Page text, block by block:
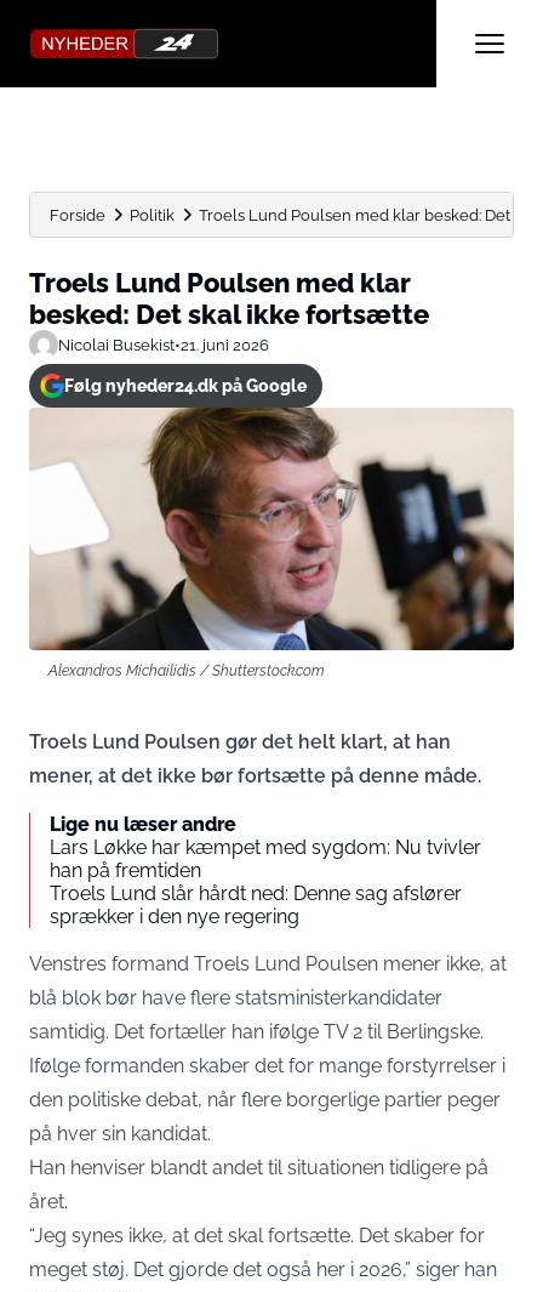
Forside Politik Troels Lund Poulsen med klar besked: Det
Troels Lund Poulsen med klar
besked: Det skal ikke fortsætte
Nicolai Busekist•21. juni 2026
Følg nyheder24.dk på Google
Alexandros Michailidis / Shutterstock.com
Troels Lund Poulsen gør det helt klart, at han
mener, at det ikke bør fortsætte på denne måde.
Lige nu læser andre
Lars Løkke har kæmpet med sygdom: Nu tvivler
han på fremtiden
Troels Lund slår hårdt ned: Denne sag afslører
sprækker i den nye regering
Venstres formand Troels Lund Poulsen mener ikke, at
blå blok bør have flere statsministerkandidater
samtidig. Det fortæller han ifølge TV 2 til Berlingske.
Ifølge formanden skaber det for mange forstyrrelser i
den politiske debat, når flere borgerlige partier peger
på hver sin kandidat.
Han henviser blandt andet til situationen tidligere på
året.
“Jeg synes ikke, at det skal fortsætte. Det skaber for
meget støj. Det gjorde det også her i 2026,” siger han